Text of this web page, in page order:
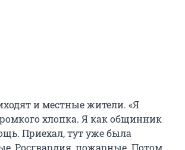
и местные жители. «Я
хлопка. Я как общинник
Приехал, тут уже была
Росгвардия, пожарные. Потом